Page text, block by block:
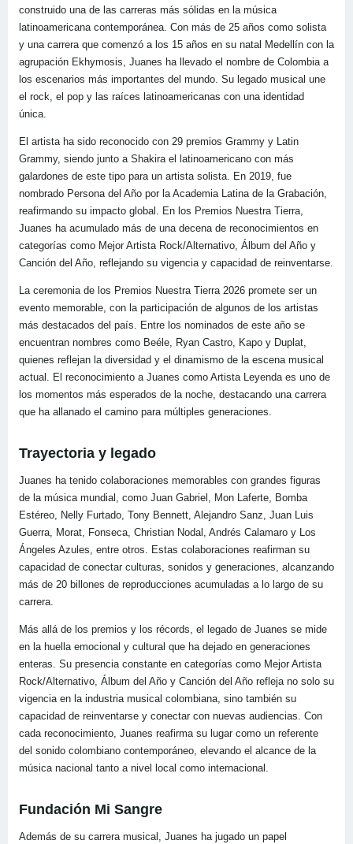
construido una de las carreras más sólidas en la música
latinoamericana contemporánea. Con más de 25 años como solista
y una carrera que comenzó a los 15 años en su natal Medellín con la
agrupación Ekhymosis, Juanes ha llevado el nombre de Colombia a
los escenarios más importantes del mundo. Su legado musical une
el rock, el pop y las raíces latinoamericanas con una identidad
única.
El artista ha sido reconocido con 29 premios Grammy y Latin
Grammy, siendo junto a Shakira el latinoamericano con más
galardones de este tipo para un artista solista. En 2019, fue
nombrado Persona del Año por la Academia Latina de la Grabación,
reafirmando su impacto global. En los Premios Nuestra Tierra,
Juanes ha acumulado más de una decena de reconocimientos en
categorías como Mejor Artista Rock/Alternativo, Álbum del Año y
Canción del Año, reflejando su vigencia y capacidad de reinventarse.
La ceremonia de los Premios Nuestra Tierra 2026 promete ser un
evento memorable, con la participación de algunos de los artistas
más destacados del país. Entre los nominados de este año se
encuentran nombres como Beéle, Ryan Castro, Kapo y Duplat,
quienes reflejan la diversidad y el dinamismo de la escena musical
actual. El reconocimiento a Juanes como Artista Leyenda es uno de
los momentos más esperados de la noche, destacando una carrera
que ha allanado el camino para múltiples generaciones.
Trayectoria y legado
Juanes ha tenido colaboraciones memorables con grandes figuras
de la música mundial, como Juan Gabriel, Mon Laferte, Bomba
Estéreo, Nelly Furtado, Tony Bennett, Alejandro Sanz, Juan Luis
Guerra, Morat, Fonseca, Christian Nodal, Andrés Calamaro y Los
Ángeles Azules, entre otros. Estas colaboraciones reafirman su
capacidad de conectar culturas, sonidos y generaciones, alcanzando
más de 20 billones de reproducciones acumuladas a lo largo de su
carrera.
Más allá de los premios y los récords, el legado de Juanes se mide
en la huella emocional y cultural que ha dejado en generaciones
enteras. Su presencia constante en categorías como Mejor Artista
Rock/Alternativo, Álbum del Año y Canción del Año refleja no solo su
vigencia en la industria musical colombiana, sino también su
capacidad de reinventarse y conectar con nuevas audiencias. Con
cada reconocimiento, Juanes reafirma su lugar como un referente
del sonido colombiano contemporáneo, elevando el alcance de la
música nacional tanto a nivel local como internacional.
Fundación Mi Sangre
Además de su carrera musical, Juanes ha jugado un papel